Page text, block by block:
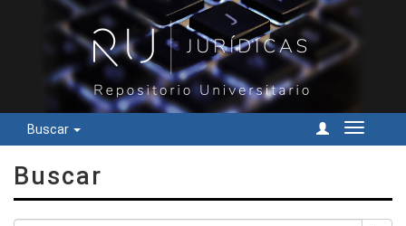
Buscar
Cambiar
Buscar